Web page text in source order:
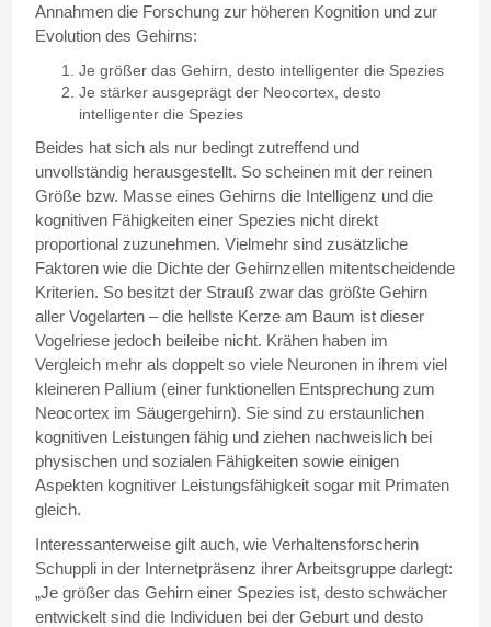
Annahmen die Forschung zur höheren Kognition und zur
Evolution des Gehirns:
Je größer das Gehirn, desto intelligenter die Spezies
Je stärker ausgeprägt der Neocortex, desto
intelligenter die Spezies
Beides hat sich als nur bedingt zutreffend und
unvollständig herausgestellt. So scheinen mit der reinen
Größe bzw. Masse eines Gehirns die Intelligenz und die
kognitiven Fähigkeiten einer Spezies nicht direkt
proportional zuzunehmen. Vielmehr sind zusätzliche
Faktoren wie die Dichte der Gehirnzellen mitentscheidende
Kriterien. So besitzt der Strauß zwar das größte Gehirn
aller Vogelarten – die hellste Kerze am Baum ist dieser
Vogelriese jedoch beileibe nicht. Krähen haben im
Vergleich mehr als doppelt so viele Neuronen in ihrem viel
kleineren Pallium (einer funktionellen Entsprechung zum
Neocortex im Säugergehirn). Sie sind zu erstaunlichen
kognitiven Leistungen fähig und ziehen nachweislich bei
physischen und sozialen Fähigkeiten sowie einigen
Aspekten kognitiver Leistungsfähigkeit sogar mit Primaten
gleich.
Interessanterweise gilt auch, wie Verhaltensforscherin
Schuppli in der Internetpräsenz ihrer Arbeitsgruppe darlegt:
„Je größer das Gehirn einer Spezies ist, desto schwächer
entwickelt sind die Individuen bei der Geburt und desto